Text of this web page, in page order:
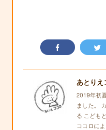
あとりえ
2019年初
ました。
る こども
ココロに